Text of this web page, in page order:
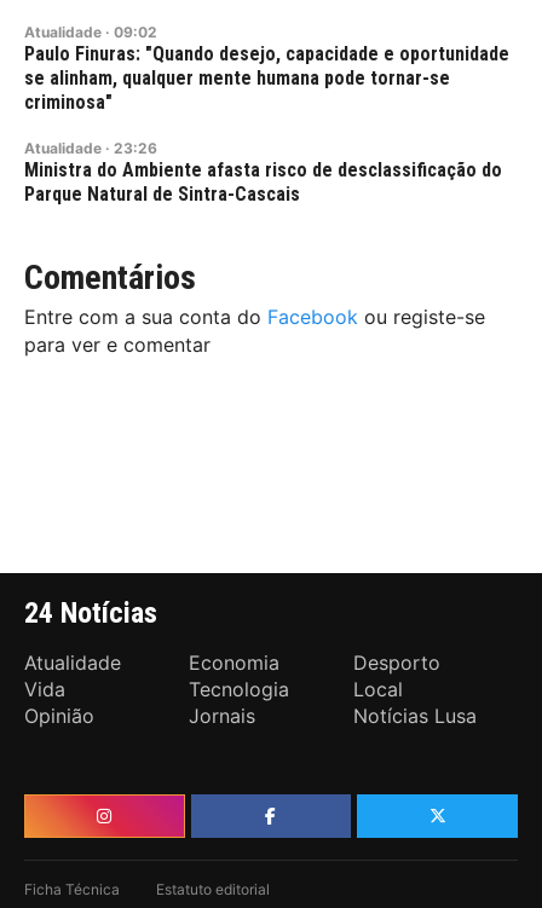
Atualidade · 09:02
Paulo Finuras: "Quando desejo, capacidade e oportunidade
se alinham, qualquer mente humana pode tornar-se
criminosa"
Atualidade · 23:26
Ministra do Ambiente afasta risco de desclassificação do
Parque Natural de Sintra-Cascais
Comentários
Entre com a sua conta do Facebook ou registe-se
para ver e comentar
24 Notícias
Atualidade Economia
Desporto
Vida
Tecnologia
Local
Opinião
Jornais Notícias Lusa
Ficha Técnica Estatuto editorial